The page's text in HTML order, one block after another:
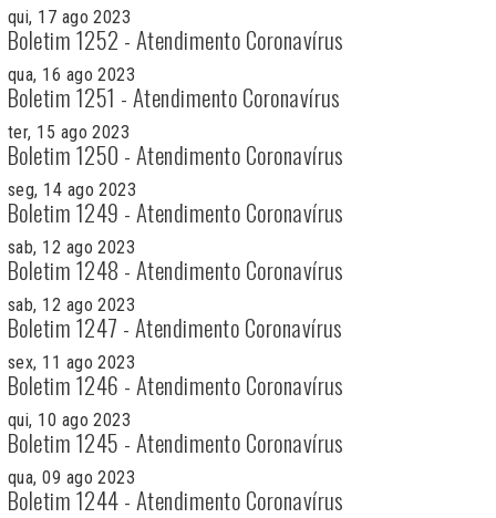
qui, 17 ago 2023
Boletim 1252 - Atendimento Coronavírus
qua, 16 ago 2023
Boletim 1251 - Atendimento Coronavírus
ter, 15 ago 2023
Boletim 1250 - Atendimento Coronavírus
seg, 14 ago 2023
Boletim 1249 - Atendimento Coronavírus
sab, 12 ago 2023
Boletim 1248 - Atendimento Coronavírus
sab, 12 ago 2023
Boletim 1247 - Atendimento Coronavírus
sex, 11 ago 2023
Boletim 1246 - Atendimento Coronavírus
qui, 10 ago 2023
Boletim 1245 - Atendimento Coronavírus
qua, 09 ago 2023
Boletim 1244 - Atendimento Coronavírus